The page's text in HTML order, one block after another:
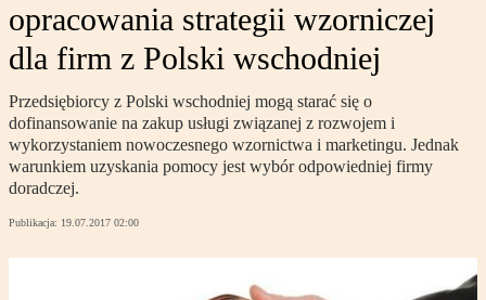
opracowania strategii wzorniczej
dla firm z Polski wschodniej
Przedsiębiorcy z Polski wschodniej mogą starać się o
dofinansowanie na zakup usługi związanej z rozwojem i
wykorzystaniem nowoczesnego wzornictwa i marketingu. Jednak
warunkiem uzyskania pomocy jest wybór odpowiedniej firmy
doradczej.
Publikacja: 19.07.2017 02:00